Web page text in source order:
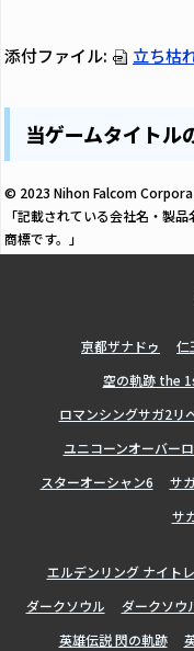
添付ファイル: 立ち枯
当ゲームタイトル
© 2023 Nihon Falcom
「記載されている会社名・製
商標です。」
亰都ザナドゥ 仁
空の軌跡 the
ロマンシングサガ2リ
ユニコーンオーバー
スターオーシャン6
サ
サ
エルデンリング ナイト
ダークソウル
ダークソウ
英雄伝説 閃の軌跡